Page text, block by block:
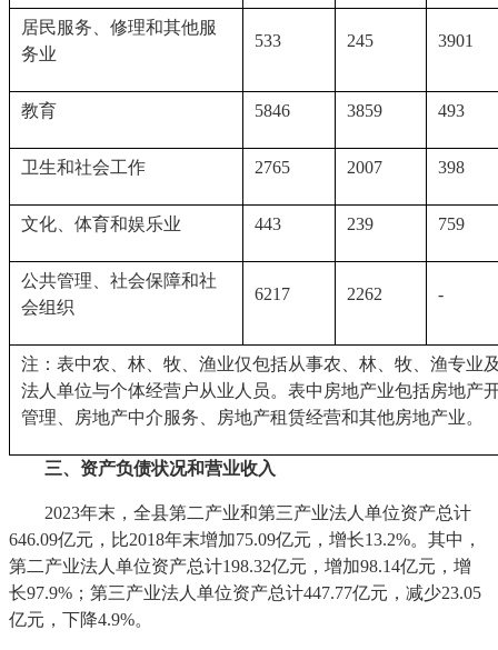
居民服务、修理和其他服
务业
533 245 3901
教育 5846 3859 493
卫生和社会工作 2765 2007 398
文化、体育和娱乐业 443 239 759
公共管理、社会保障和社
会组织
6217 2262 -
注：表中农、林、牧、渔业仅包括从事农、林、牧、渔专业
法人单位与个体经营户从业人员。表中房地产业包括房地产
管理、房地产中介服务、房地产租赁经营和其他房地产业。
三、资产负债状况和营业收入
2023年末，全县第二产业和第三产业法人单位资产总计
646.09亿元，比2018年末增加75.09亿元，增长13.2%。其中，
第二产业法人单位资产总计198.32亿元，增加98.14亿元，增
长97.9%；第三产业法人单位资产总计447.77亿元，减少23.05
亿元，下降4.9%。